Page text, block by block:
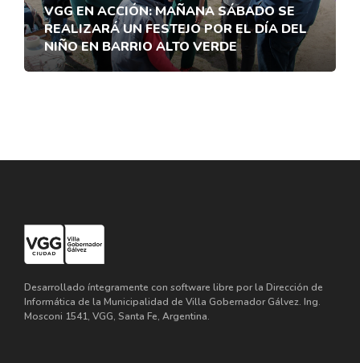
VGG EN ACCIÓN: MAÑANA SÁBADO SE
REALIZARÁ UN FESTEJO POR EL DÍA DEL
NIÑO EN BARRIO ALTO VERDE
Desarrollado íntegramente con software libre por la Dirección de
Informática de la Municipalidad de Villa Gobernador Gálvez. Ing.
Mosconi 1541, VGG, Santa Fe, Argentina.